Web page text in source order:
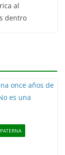
al
dentro